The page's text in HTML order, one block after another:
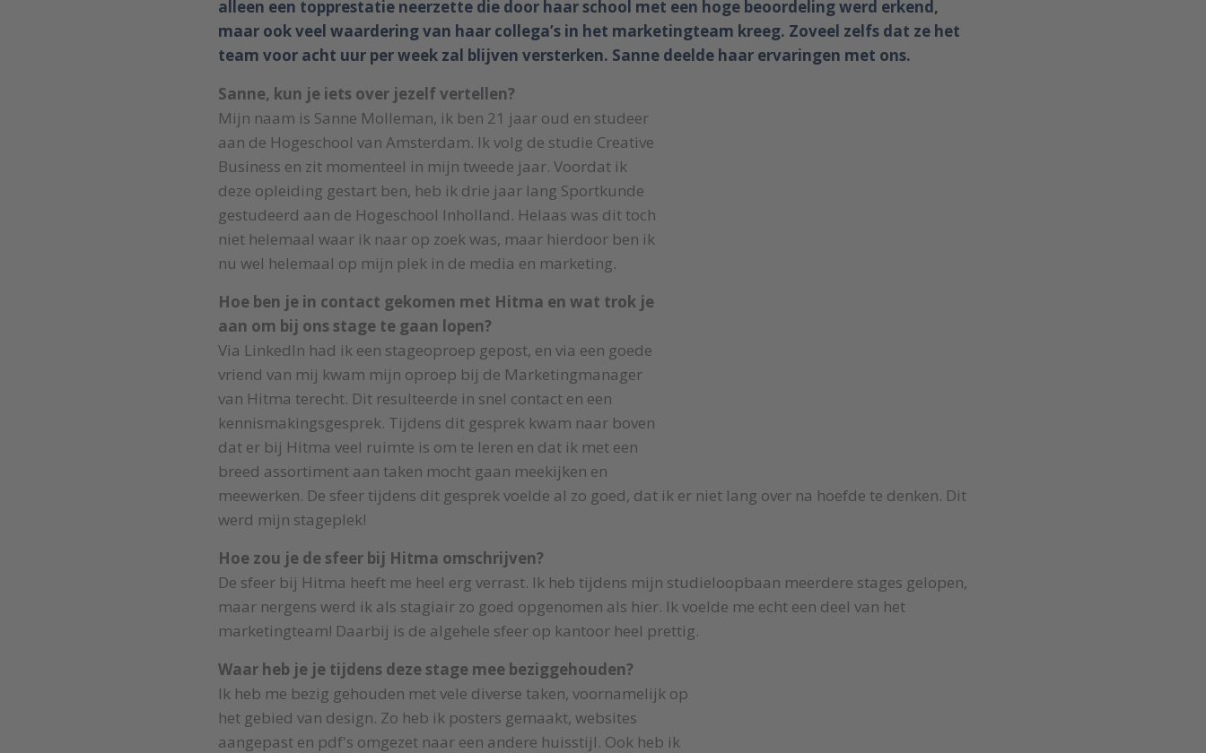
alleen een topprestatie neerzette die door haar school met een hoge beoordeling werd erkend,
maar ook veel waardering van haar collega’s in het marketingteam kreeg. Zoveel zelfs dat ze het
team voor acht uur per week zal blijven versterken. Sanne deelde haar ervaringen met ons.
Sanne, kun je iets over jezelf vertellen?
Mijn naam is Sanne Molleman, ik ben 21 jaar oud en studeer
aan de Hogeschool van Amsterdam. Ik volg de studie Creative
Business en zit momenteel in mijn tweede jaar. Voordat ik
deze opleiding gestart ben, heb ik drie jaar lang Sportkunde
gestudeerd aan de Hogeschool Inholland. Helaas was dit toch
niet helemaal waar ik naar op zoek was, maar hierdoor ben ik
nu wel helemaal op mijn plek in de media en marketing.
Hoe ben je in contact gekomen met Hitma en wat trok je
aan om bij ons stage te gaan lopen?
Via LinkedIn had ik een stageoproep gepost, en via een goede
vriend van mij kwam mijn oproep bij de Marketingmanager
van Hitma terecht. Dit resulteerde in snel contact en een
kennismakingsgesprek. Tijdens dit gesprek kwam naar boven
dat er bij Hitma veel ruimte is om te leren en dat ik met een
breed assortiment aan taken mocht gaan meekijken en
meewerken. De sfeer tijdens dit gesprek voelde al zo goed, dat ik er niet lang over na hoefde te denken. Dit
werd mijn stageplek!
Hoe zou je de sfeer bij Hitma omschrijven?
De sfeer bij Hitma heeft me heel erg verrast. Ik heb tijdens mijn studieloopbaan meerdere stages gelopen,
maar nergens werd ik als stagiair zo goed opgenomen als hier. Ik voelde me echt een deel van het
marketingteam! Daarbij is de algehele sfeer op kantoor heel prettig.
Waar heb je je tijdens deze stage mee beziggehouden?
Ik heb me bezig gehouden met vele diverse taken, voornamelijk op
het gebied van design. Zo heb ik posters gemaakt, websites
aangepast en pdf's omgezet naar een andere huisstijl. Ook heb ik